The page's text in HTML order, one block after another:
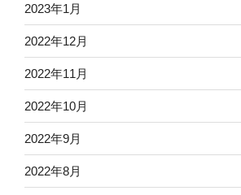
2023年1月
2022年12月
2022年11月
2022年10月
2022年9月
2022年8月